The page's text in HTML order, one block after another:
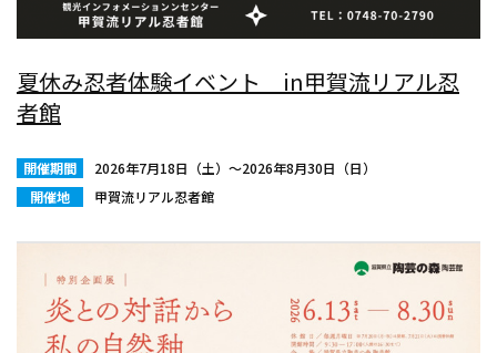
夏休み忍者体験イベント in甲賀流リアル忍
者館
開催期間
2026年7月18日（土）〜2026年8月30日（日）
開催地
甲賀流リアル忍者館